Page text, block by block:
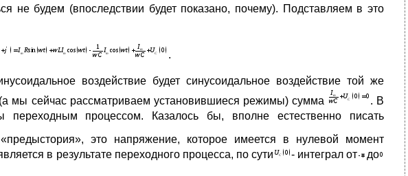
не будем (впоследствии будет показано, почему). Подставляем в это
.
воздействие будет синусоидальное воздействие той же
мы сейчас рассматриваем установившиеся режимы) сумма
. В
процессом. Казалось бы, вполне естественно писать
это напряжение, которое имеется в нулевой момент
в результате переходного процесса, по сути
- интеграл от
до